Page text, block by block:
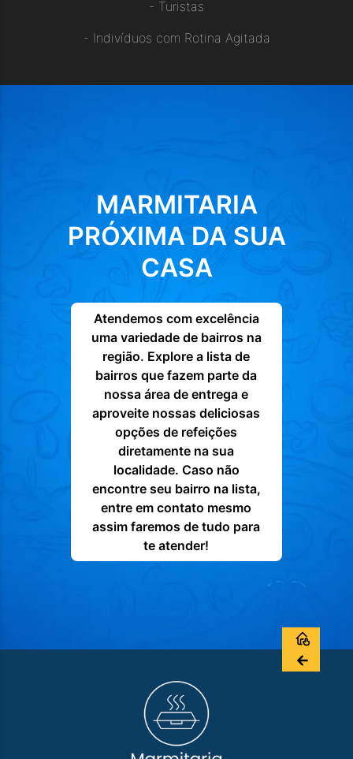
- Turistas
- Indivíduos com Rotina Agitada
MARMITARIA
PRÓXIMA DA SUA
CASA
Atendemos com excelência
uma variedade de bairros na
região. Explore a lista de
bairros que fazem parte da
nossa área de entrega e
aproveite nossas deliciosas
opções de refeições
diretamente na sua
localidade. Caso não
encontre seu bairro na lista,
entre em contato mesmo
assim faremos de tudo para
te atender!